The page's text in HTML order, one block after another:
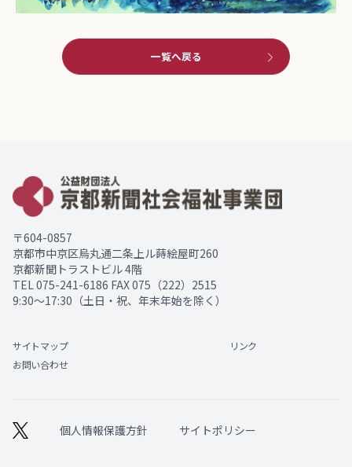
一覧へ戻る
〒604-0857
京都市中京区烏丸通二条上ル蒔絵屋町260
京都新聞トラストビル 4階
TEL075-241-6186 FAX 075（222）2515
9:30～17:30（土日・祝、年末年始を除く）
サイトマップ
リンク
お問い合わせ
個人情報保護方針 サイトポリシー